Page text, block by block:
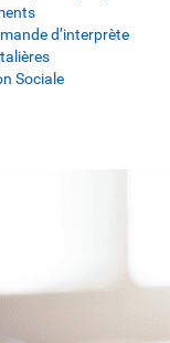
d’interprète
Sociale